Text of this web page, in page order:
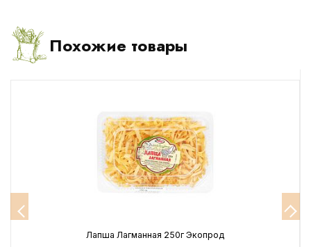
Похожие товары
Лапша Лагманная 250г Экопрод